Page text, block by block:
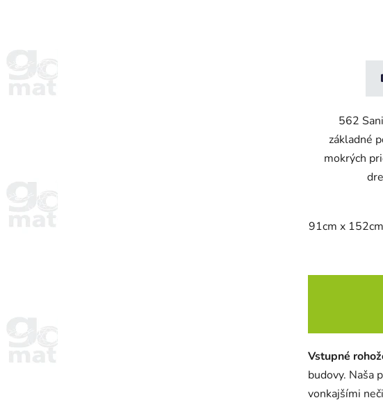
562
základné
mokrých
91cm x 152cm
Vstupné
budovy. Naša
vonkajšími